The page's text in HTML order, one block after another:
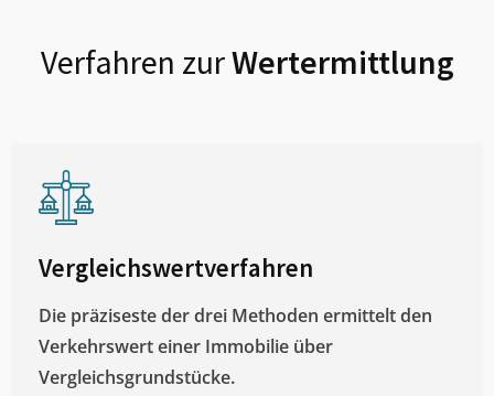
Verfahren zurWertermittlung
Vergleichswertverfahren
Die präziseste der drei Methoden ermittelt den
Verkehrswert einer Immobilie über
Vergleichsgrundstücke.